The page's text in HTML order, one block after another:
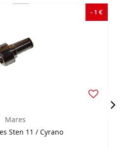
- 1 €
Mares
Sten 11 / Cyrano